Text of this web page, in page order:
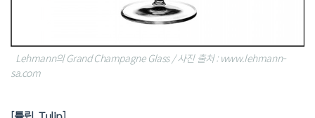
Lehmann의 Grand Champagne Glass / 사진 출처 : www.lehmann-
sa.com